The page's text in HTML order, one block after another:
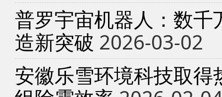
普罗宇宙机器人：数
造新突破 2026-03-02
安徽乐雪环境科技取